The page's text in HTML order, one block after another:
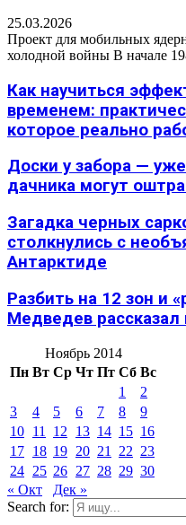
25.03.2026
Проект для мобильных
холодной войны В начале
Как научиться
временем:
которое реально
Доски у забора —
дачника могут
Загадка черных
столкнулись с
Антарктиде
Разбить на 12 зон и
Медведев рассказал
Ноябрь 2014
Пн Вт Ср Чт Пт Сб Вс
1
2
3
4 5 6 7 8
9
10 11 12 13 14 15 16
17 18 19 20 21 22 23
24 25 26 27 28 29 30
« Окт
Дек »
Search for: